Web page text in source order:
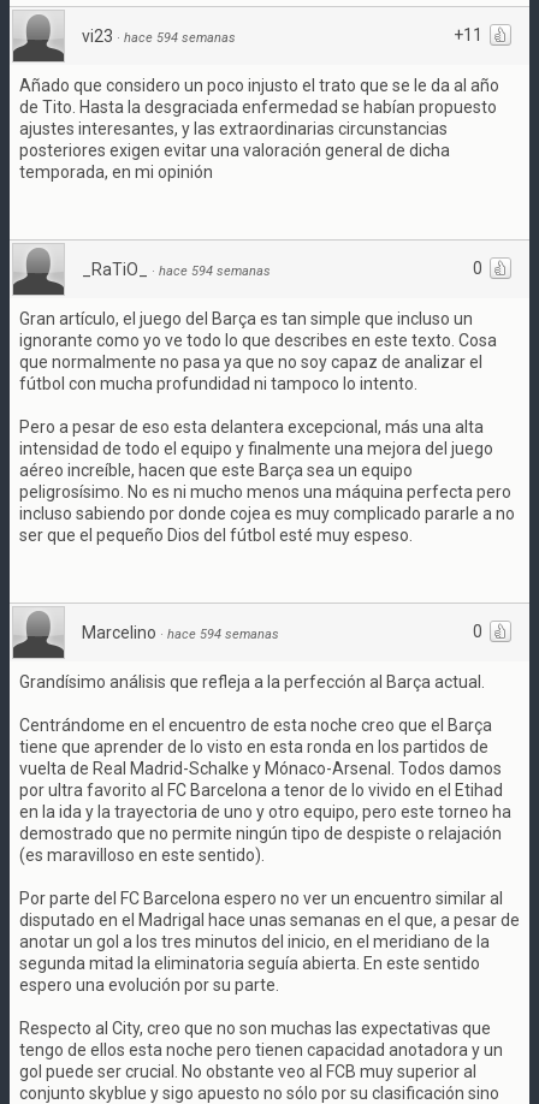
+11
vi23 · hace 594 semanas
Añado que considero un poco injusto el trato que se le da al año
de Tito. Hasta la desgraciada enfermedad se habían propuesto
ajustes interesantes, y las extraordinarias circunstancias
posteriores exigen evitar una valoración general de dicha
temporada, en mi opinión
0
_RaTiO_ · hace 594 semanas
Gran artículo, el juego del Barça es tan simple que incluso un
ignorante como yo ve todo lo que describes en este texto. Cosa
que normalmente no pasa ya que no soy capaz de analizar el
fútbol con mucha profundidad ni tampoco lo intento.
Pero a pesar de eso esta delantera excepcional, más una alta
intensidad de todo el equipo y finalmente una mejora del juego
aéreo increíble, hacen que este Barça sea un equipo
peligrosísimo. No es ni mucho menos una máquina perfecta pero
incluso sabiendo por donde cojea es muy complicado pararle a no
ser que el pequeño Dios del fútbol esté muy espeso.
0
Marcelino · hace 594 semanas
Grandísimo análisis que refleja a la perfección al Barça actual.
Centrándome en el encuentro de esta noche creo que el Barça
tiene que aprender de lo visto en esta ronda en los partidos de
vuelta de Real Madrid-Schalke y Mónaco-Arsenal. Todos damos
por ultra favorito al FC Barcelona a tenor de lo vivido en el Etihad
en la ida y la trayectoria de uno y otro equipo, pero este torneo ha
demostrado que no permite ningún tipo de despiste o relajación
(es maravilloso en este sentido).
Por parte del FC Barcelona espero no ver un encuentro similar al
disputado en el Madrigal hace unas semanas en el que, a pesar de
anotar un gol a los tres minutos del inicio, en el meridiano de la
segunda mitad la eliminatoria seguía abierta. En este sentido
espero una evolución por su parte.
Respecto al City, creo que no son muchas las expectativas que
tengo de ellos esta noche pero tienen capacidad anotadora y un
gol puede ser crucial. No obstante veo al FCB muy superior al
conjunto skyblue y sigo apuesto no sólo por su clasificación sino